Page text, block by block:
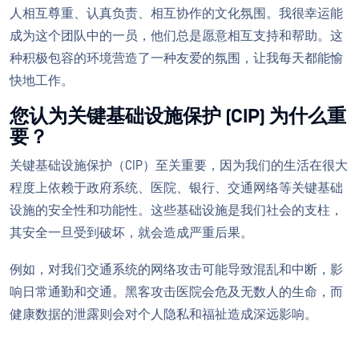
人相互尊重、认真负责、相互协作的文化氛围。我很幸运能
成为这个团队中的一员，他们总是愿意相互支持和帮助。这
种积极包容的环境营造了一种友爱的氛围，让我每天都能愉
快地工作。
您认为关键基础设施保护 (CIP) 为什么重
要？
关键基础设施保护（CIP）至关重要，因为我们的生活在很大
程度上依赖于政府系统、医院、银行、交通网络等关键基础
设施的安全性和功能性。这些基础设施是我们社会的支柱，
其安全一旦受到破坏，就会造成严重后果。
例如，对我们交通系统的网络攻击可能导致混乱和中断，影
响日常通勤和交通。黑客攻击医院会危及无数人的生命，而
健康数据的泄露则会对个人隐私和福祉造成深远影响。